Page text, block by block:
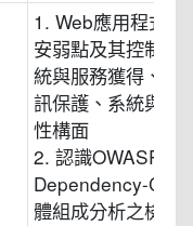
1. Web應用程式常
安弱點及其控制措
統與服務獲得、系
訊保護、系統與資
性構面
2. 認識OWASP
Dependency-
體組成分析之檢核